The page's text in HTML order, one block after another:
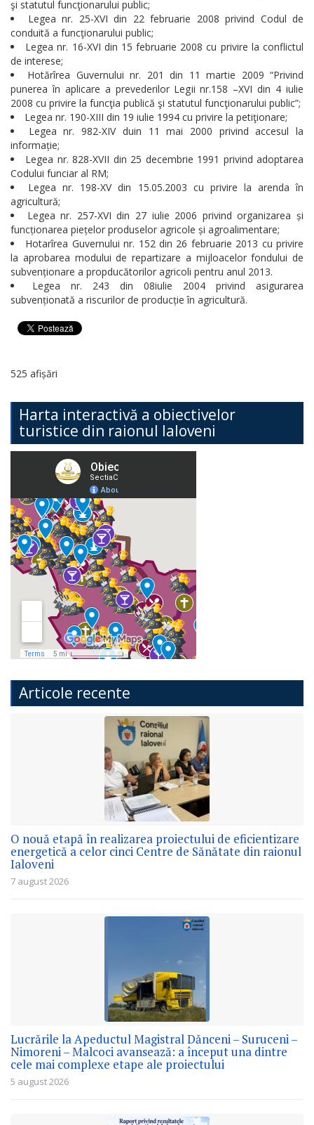
şi statutul funcţionarului public;
Legea nr. 25-XVI din 22 februarie 2008 privind Codul de
conduită a funcţionarului public;
Legea nr. 16-XVI din 15 februarie 2008 cu privire la conflictul
de interese;
Hotărîrea Guvernului nr. 201 din 11 martie 2009 “Privind
punerea în aplicare a prevederilor Legii nr.158 –XVI din 4 iulie
2008 cu privire la funcţia publică şi statutul funcţionarului public”;
Legea nr. 190-XIII din 19 iulie 1994 cu privire la petiţionare;
Legea nr. 982-XIV duin 11 mai 2000 privind accesul la
informație;
Legea nr. 828-XVII din 25 decembrie 1991 privind adoptarea
Codului funciar al RM;
Legea nr. 198-XV din 15.05.2003 cu privire la arenda în
agricultură;
Legea nr. 257-XVI din 27 iulie 2006 privind organizarea și
funcționarea piețelor produselor agricole și agroalimentare;
Hotarîrea Guvernului nr. 152 din 26 februarie 2013 cu privire
la aprobarea modului de repartizare a mijloacelor fondului de
subvenționare a propducătorilor agricoli pentru anul 2013.
Legea nr. 243 din 08iulie 2004 privind asigurarea
subvenționată a riscurilor de producție în agricultură.
525 afișări
Harta interactivă a obiectivelor
turistice din raionul Ialoveni
Articole recente
O nouă etapă în realizarea proiectului de eficientizare
energetică a celor cinci Centre de Sănătate din raionul
Ialoveni
7 august 2026
Lucrările la Apeductul Magistral Dănceni – Suruceni –
Nimoreni – Malcoci avansează: a început una dintre
cele mai complexe etape ale proiectului
5 august 2026